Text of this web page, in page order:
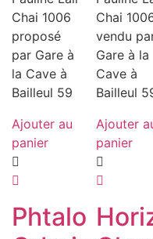
Ajouter au
panier
Phtalo
Ajouter
panier